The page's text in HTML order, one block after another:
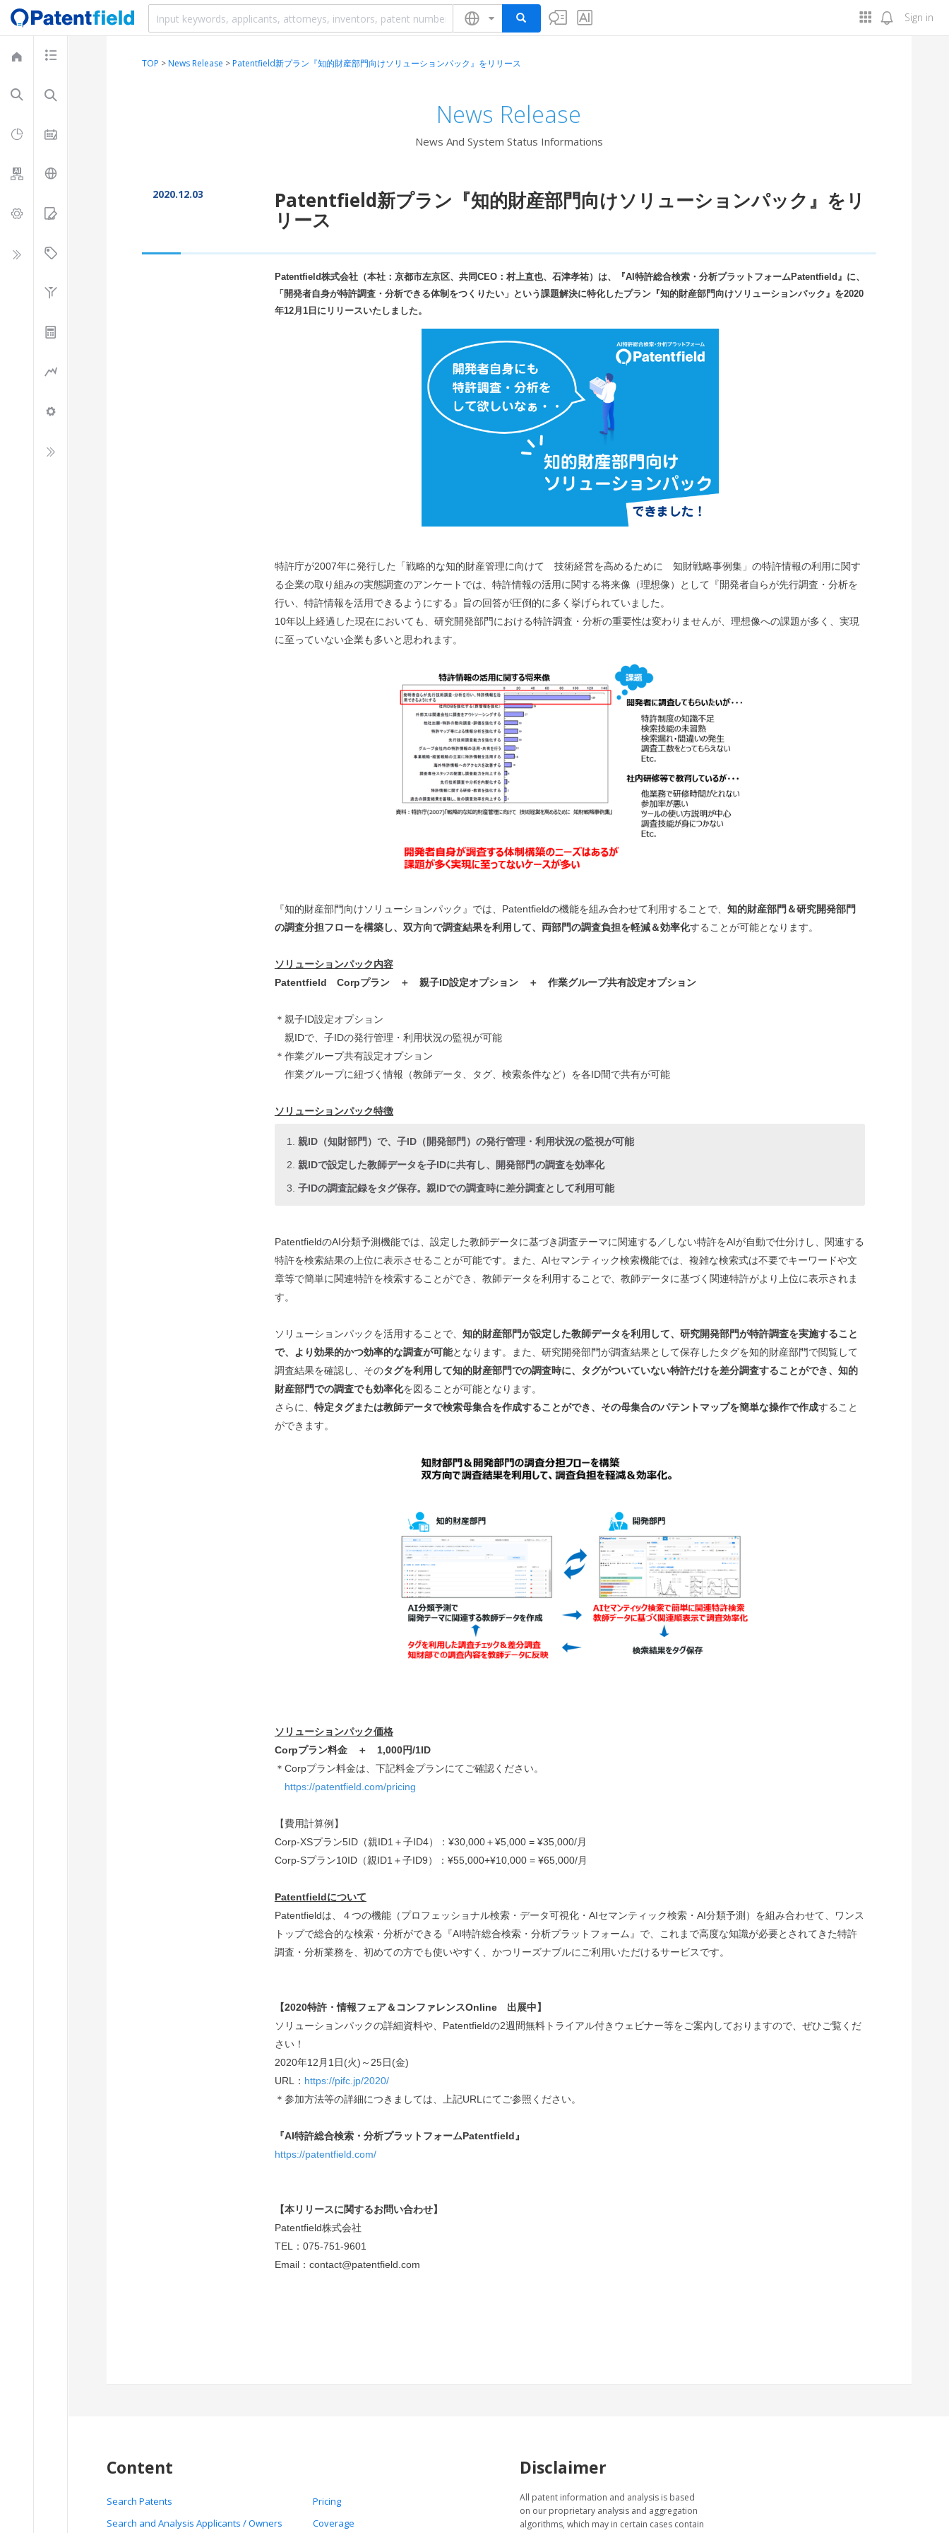
Sign in
TOP >News Release >Patentfield新プラン『知的財産部門向けソリューションパック』をリリース
News Release
News And System Status Informations
2020.12.03 Patentfield新プラン『知的財産部門向けソリューションパック』をリ
リース
Patentfield株式会社（本社：京都市左京区、共同CEO：村上直也、石津孝祐）は、『AI特許総合検索・分析プラットフォームPatentfield』に、
「開発者自身が特許調査・分析できる体制をつくりたい」という課題解決に特化したプラン『知的財産部門向けソリューションパック』を2020
年12月1日にリリースいたしました。
特許庁が2007年に発行した「戦略的な知的財産管理に向けて 技術経営を高めるために 知財戦略事例集」の特許情報の利用に関す
る企業の取り組みの実態調査のアンケートでは、特許情報の活用に関する将来像（理想像）として『開発者自らが先行調査・分析を
行い、特許情報を活用できるようにする』旨の回答が圧倒的に多く挙げられていました。
10年以上経過した現在においても、研究開発部門における特許調査・分析の重要性は変わりませんが、理想像への課題が多く、実現
に至っていない企業も多いと思われます。
『知的財産部門向けソリューションパック』では、Patentfieldの機能を組み合わせて利用することで、 知的財産部門＆研究開発部門
の調査分担フローを構築し、双方向で調査結果を利用して、両部門の調査負担を軽減＆効率化することが可能となります。
ソリューションパック内容
Patentfield Corpプラン ＋ 親子ID設定オプション ＋ 作業グループ共有設定オプション
＊親子ID設定オプション
親IDで、子IDの発行管理・利用状況の監視が可能
＊作業グループ共有設定オプション
作業グループに紐づく情報（教師データ、タグ、検索条件など）を各ID間で共有が可能
ソリューションパック特徴​
親ID（知財部門）で、子ID（開発部門）の発行管理・利用状況の監視が可能
親IDで設定した教師データを子IDに共有し、開発部門の調査を効率化
子IDの調査記録をタグ保存。親IDでの調査時に差分調査として利用可能
PatentfieldのAI分類予測機能では、設定した教師データに基づき調査テーマに関連する／しない特許をAIが自動で仕分けし、関連する
特許を検索結果の上位に表示させることが可能です。また、AIセマンティック検索機能では、複雑な検索式は不要でキーワードや文
章等で簡単に関連特許を検索することができ、教師データを利用することで、教師データに基づく関連特許がより上位に表示されま
す。
ソリューションパックを活用することで、 知的財産部門が設定した教師データを利用して、研究開発部門が特許調査を実施すること
で、より効果的かつ効率的な調査が可能となります。また、研究開発部門が調査結果として保存したタグを知的財産部門で閲覧して
調査結果を確認し、そのタグを利用して知的財産部門での調査時に、タグがついていない特許だけを差分調査することができ、知的
財産部門での調査でも効率化を図ることが可能となります。
さらに、 特定タグまたは教師データで検索母集合を作成することができ、その母集合のパテントマップを簡単な操作で作成すること
ができます。
ソリューションパック価格
Corpプラン料金 ＋ 1,000円/1ID
＊Corpプラン料金は、下記料金プランにてご確認ください。
https://patentfield.com/pricing
【費用計算例】
Corp-XSプラン5ID（親ID1＋子ID4）：¥30,000＋¥5,000 = ¥35,000/月
Corp-Sプラン10ID（親ID1＋子ID9）：¥55,000+¥10,000 = ¥65,000/月
Patentfieldについて
Patentfieldは、４つの機能（プロフェッショナル検索・データ可視化・AIセマンティック検索・AI分類予測）を組み合わせて、ワンス
トップで総合的な検索・分析ができる『AI特許総合検索・分析プラットフォーム』で、これまで高度な知識が必要とされてきた特許
調査・分析業務を、初めての方でも使いやすく、かつリーズナブルにご利用いただけるサービスです。
【2020特許・情報フェア＆コンファレンスOnline 出展中】
ソリューションパックの詳細資料や、Patentfieldの2週間無料トライアル付きウェビナー等をご案内しておりますので、ぜひご覧くだ
さい！
2020年12月1日(火)～25日(金)
URL： https://pifc.jp/2020/
＊参加方法等の詳細につきましては、上記URLにてご参照ください。
『AI特許総合検索・分析プラットフォームPatentfield』
https://patentfield.com/
【本リリースに関するお問い合わせ】
Patentfield株式会社
TEL：075-751-9601
Email：contact@patentfield.com
Content
Search Patents
Search and Analysis Applicants / Owners
Pricing
Coverage
Disclaimer
All patent information and analysis is based
on our proprietary analysis and aggregation
algorithms, which may in certain cases contain